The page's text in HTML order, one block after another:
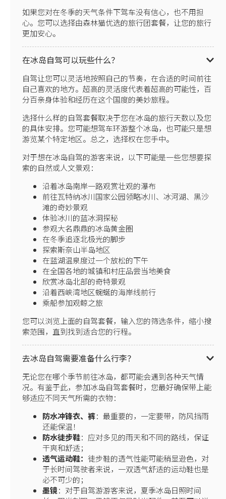
如果您对在冬季的天气条件下驾车没有信心，也不用担
心。您可以选择由森林猫优选的旅行团套餐，让您的旅行
更加安心。
在冰岛自驾可以玩些什么？
自驾让您可以灵活地按照自己的节奏，在合适的时间前往
自己喜欢的地方。超高的灵活度代表着超高的可能性，百
分百亲身体验和经历在这个国度的美妙旅程。
选择什么样的自驾套餐取决于您在冰岛的旅行天数以及您
的具体安排。您可能想驾车环游整个冰岛，也可能只是想
游览某个特定地区。总之，选择权在您手中。
对于想在冰岛自驾的游客来说，以下可能是一些您想要探
索的自然或人文景观：
沿着冰岛南岸一路观赏壮观的瀑布
前往瓦特纳冰川国家公园领略冰川、冰河湖、黑沙
滩的奇妙景观
体验冰川的蓝冰洞探秘
参观大名鼎鼎的冰岛黄金圈
在冬季追逐北极光的脚步
探索斯奈山半岛地区
在蓝湖温泉度过一个放松的下午
在全国各地的城镇和村庄品尝当地美食
欣赏冰岛北部的奇特景观
沿着西峡湾地区蜿蜒的海岸线前行
乘船参加观鲸之旅
您可以浏览上面的自驾套餐，输入您的筛选条件，缩小搜
索范围，直到找到适合您的行程。
去冰岛自驾需要准备什么行李？
无论您在哪个季节前往冰岛，都可能会遇到各种天气情
况。有鉴于此，参加冰岛自驾套餐时，您最好确保带上能
够适应不同天气所需的衣物：
防水冲锋衣、裤：最重要的，一定要带，防风挡雨
还能保温！
防水徒步鞋：应对多见的雨天和不同的路线，保证
干爽和舒适；
透气运动鞋： 徒步鞋的透气性能可能稍显逊色，对
于长时间驾驶者来说，一双透气舒适的运动鞋也是
必不可少的；
墨镜：对于自驾游游客来说，夏季冰岛日照时间